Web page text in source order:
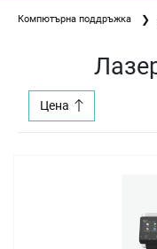
Компютърна поддръжка
Цена